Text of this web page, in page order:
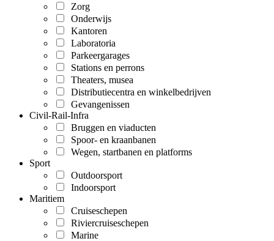
Zorg
Onderwijs
Kantoren
Laboratoria
Parkeergarages
Stations en perrons
Theaters, musea
Distributiecentra en winkelbedrijven
Gevangenissen
Civil-Rail-Infra
Bruggen en viaducten
Spoor- en kraanbanen
Wegen, startbanen en platforms
Sport
Outdoorsport
Indoorsport
Maritiem
Cruiseschepen
Riviercruiseschepen
Marine